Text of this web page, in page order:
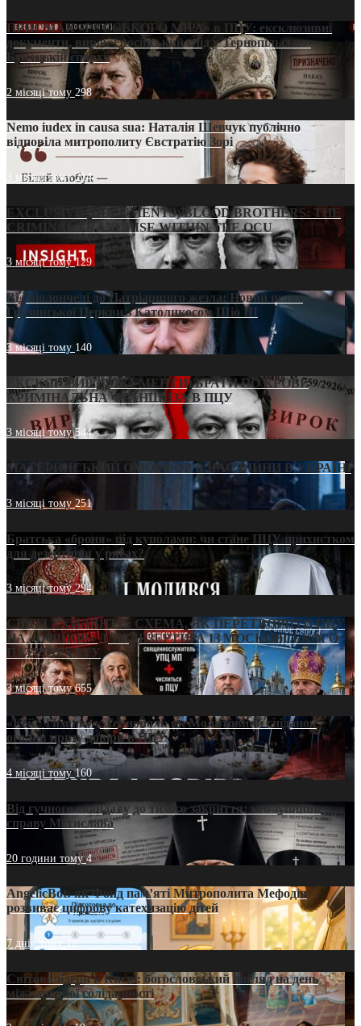
ПРИСМАК «РУССЬКОГО МІРА» в ПЦУ: ексклюзивні
документи, вирок і російський слід у Тернопільсько-
Бучацькій єпархії
2 місяці тому 298
Nemo iudex in causa sua: Наталія Шевчук публічно
відповіла митрополиту Євстратію Зорі
3 місяці тому214
EXCLUSIVE (DOCUMENTS)/BLOOD BROTHERS: THE
CRIMINAL FRANCHISE WITHIN THE OCU
3 місяці тому129
Від віолончелі до Патріаршого жезла: Новий шлях
Грузинської Церкви з Католикосом Шіо III
3 місяці тому 140
ЕКСКЛЮЗИВ (ДОКУМЕНТИ)/БРАТИ ПО КРОВІ:
КРИМІНАЛЬНА ФРАНШИЗА В ПЦУ
3 місяці тому544
МАТЕРИНСЬКИЙ ОМОРФОР В ЧАС ВІЙНИ В УКРАЇНІ
3 місяці тому251
Братська «броня» під куполами: чи стане ПЦУ прихистком
для дезертирів у рясах?
3 місяці тому294
СВЯТІ УХИЛЯНТИ: СХЕМА, ЯК ПЕРЕТВОРИТИ ПЦУ
НА «ОФШОР» ДЛЯ ДЕЗЕРТИРА ІЗ МОСКОВСЬКОГО
ПАТРІАРХАТУ
3 місяці тому655
«Кейс Тихона» у Тернополі: як Молитовний сніданок
оголив кризу довіри в ПЦУ
4 місяці тому160
Від гучного скандалу до тихого закриття: хто зупинив
справу Мстислава
20 години тому4
AngelicBot: як Фонд пам’яті Митрополита Мефодія
розвиває цифрову катехизацію дітей
7 днів тому12
Світові лідери в Києві: богословський погляд на день
міжнародної солідарності